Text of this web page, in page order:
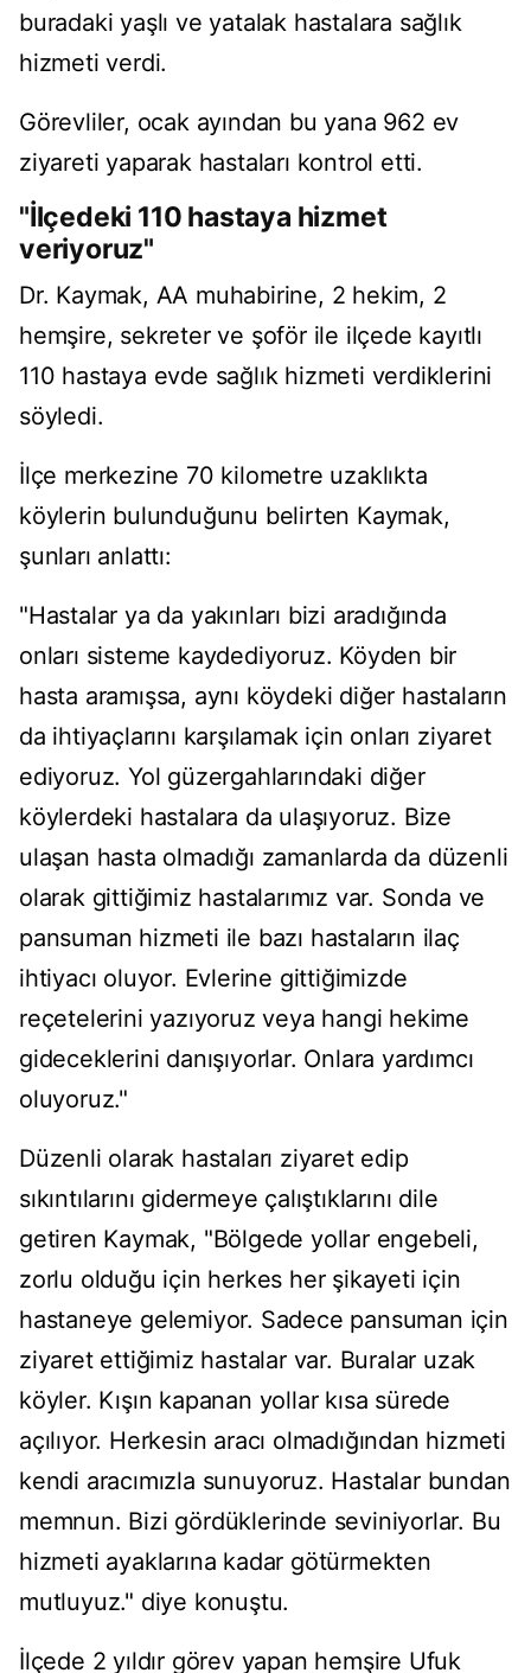
buradaki yaşlı ve yatalak hastalara sağlık
hizmeti verdi.
Görevliler, ocak ayından bu yana 962 ev
ziyareti yaparak hastaları kontrol etti.
"İlçedeki 110 hastaya hizmet
veriyoruz"
Dr. Kaymak, AA muhabirine, 2 hekim, 2
hemşire, sekreter ve şoför ile ilçede kayıtlı
110 hastaya evde sağlık hizmeti verdiklerini
söyledi.
İlçe merkezine 70 kilometre uzaklıkta
köylerin bulunduğunu belirten Kaymak,
şunları anlattı:
"Hastalar ya da yakınları bizi aradığında
onları sisteme kaydediyoruz. Köyden bir
hasta aramışsa, aynı köydeki diğer hastaların
da ihtiyaçlarını karşılamak için onları ziyaret
ediyoruz. Yol güzergahlarındaki diğer
köylerdeki hastalara da ulaşıyoruz. Bize
ulaşan hasta olmadığı zamanlarda da düzenli
olarak gittiğimiz hastalarımız var. Sonda ve
pansuman hizmeti ile bazı hastaların ilaç
ihtiyacı oluyor. Evlerine gittiğimizde
reçetelerini yazıyoruz veya hangi hekime
gideceklerini danışıyorlar. Onlara yardımcı
oluyoruz."
Düzenli olarak hastaları ziyaret edip
sıkıntılarını gidermeye çalıştıklarını dile
getiren Kaymak, "Bölgede yollar engebeli,
zorlu olduğu için herkes her şikayeti için
hastaneye gelemiyor. Sadece pansuman için
ziyaret ettiğimiz hastalar var. Buralar uzak
köyler. Kışın kapanan yollar kısa sürede
açılıyor. Herkesin aracı olmadığından hizmeti
kendi aracımızla sunuyoruz. Hastalar bundan
memnun. Bizi gördüklerinde seviniyorlar. Bu
hizmeti ayaklarına kadar götürmekten
mutluyuz." diye konuştu.
İlçede 2 yıldır görev yapan hemşire Ufuk